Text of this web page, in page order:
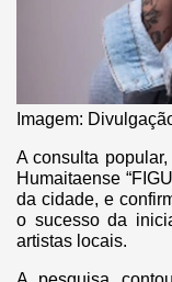
Imagem:
A consulta
Humaitaense
da cidade, e
o sucesso da
artistas locais.